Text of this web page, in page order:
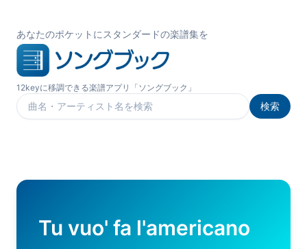
あなたのポケットにスタンダードの楽譜集を
12keyに移調できる楽譜アプリ「ソングブック」
楽曲を検索
検索
Tu vuo' fa l'americano